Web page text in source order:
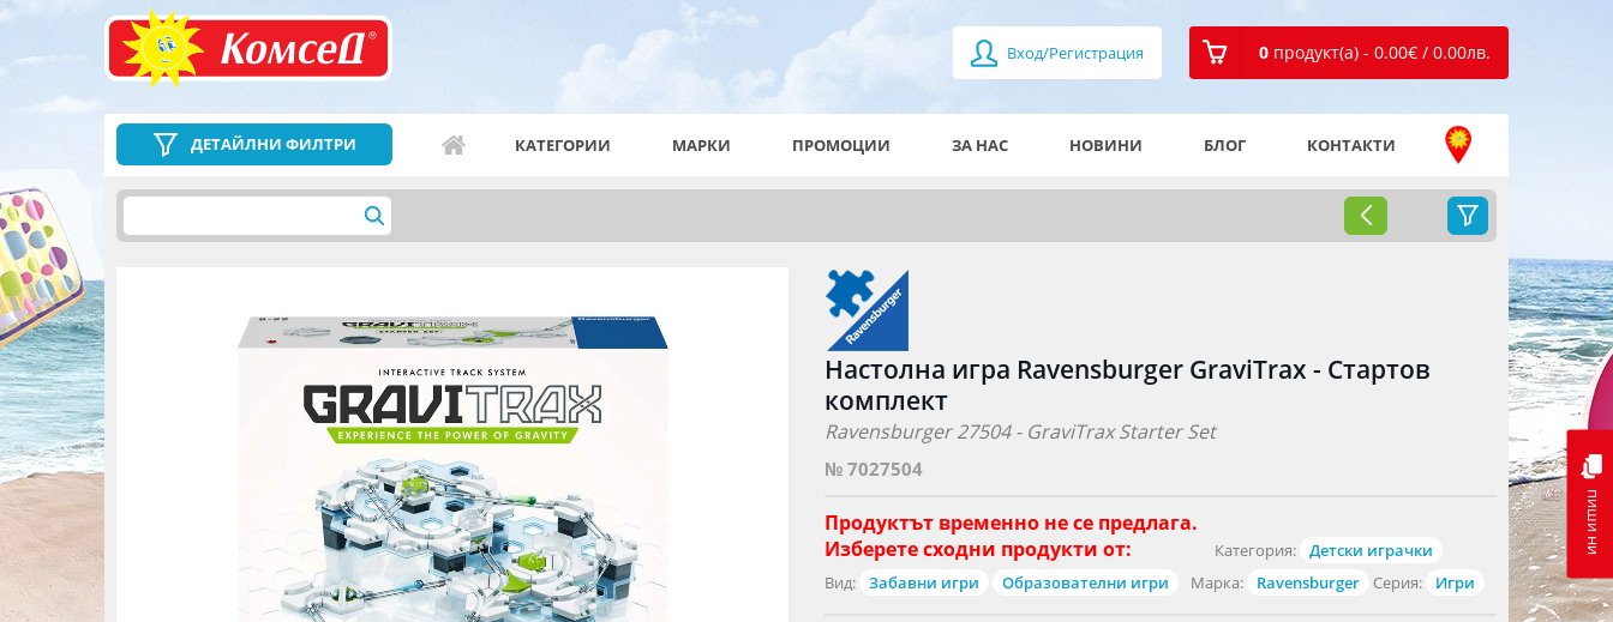
Вход/Регистрация 0 продукт(а) - 0.00€ / 0.00лв.
пиши ни
ДЕТАЙЛНИ ФИЛТРИ КАТЕГОРИИ МАРКИ ПРОМОЦИИ ЗА НАС НОВИНИ БЛОГ КОНТАКТИ
Настолна игра Ravensburger GraviTrax - Стартов
комплект
Ravensburger 27504 - GraviTrax Starter Set
№ 7027504
Продуктът временно не се предлага.
Изберете сходни продукти от:
Категория:
Детски играчки
Вид:
Забавни игри Образователни игри Марка: Ravensburger Серия: Игри